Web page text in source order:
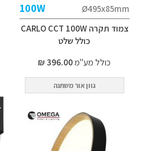
Ø495x85mm
100W
צמוד תקרה CARLO CCT 100W
כולל שלט
כולל מע"מ396.00 ₪
גוון אור משתנה